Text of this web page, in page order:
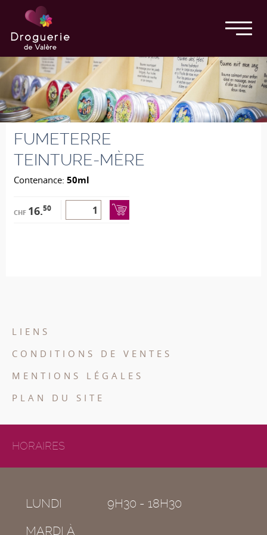
FUMETERRE
TEINTURE-MÈRE
Contenance: 50ml
CHF 16.50
LIENS
CONDITIONS DE VENTES
MENTIONS LÉGALES
PLAN DU SITE
HORAIRES
LUNDI
9H30 - 18H30
MARDI À